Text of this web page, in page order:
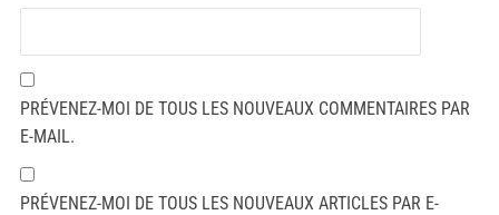
PRÉVENEZ-MOI DE TOUS LES NOUVEAUX COMMENTAIRES PAR
E-MAIL.
PRÉVENEZ-MOI DE TOUS LES NOUVEAUX ARTICLES PAR E-